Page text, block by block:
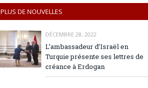
PLUS DE NOUVELLES
DÉCEMBRE 28, 2022
L’ambassadeur d’Israël en
Turquie présente ses lettres de
créance à Erdogan